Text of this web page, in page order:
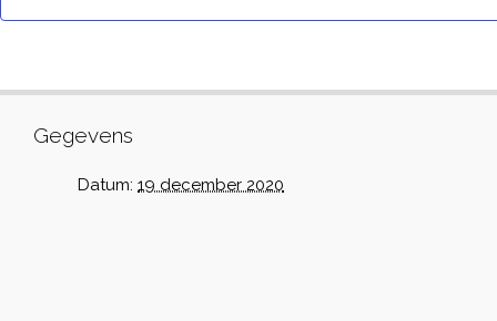
Gegevens
Datum: 19 december 2020